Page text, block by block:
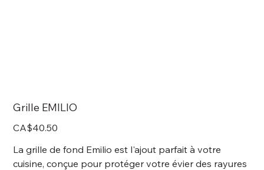
Grille EMILIO
Price
CA$40.50
La grille de fond Emilio est l'ajout parfait à votre
cuisine, conçue pour protéger votre évier des rayures